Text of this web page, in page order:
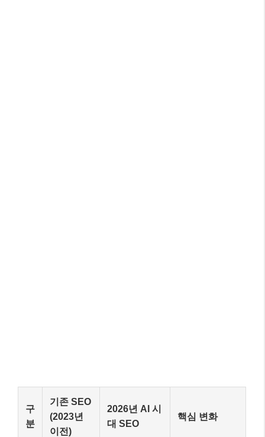
구
분
기존 SEO
(2023년
이전)
2026년 AI 시
대 SEO
핵심 변화